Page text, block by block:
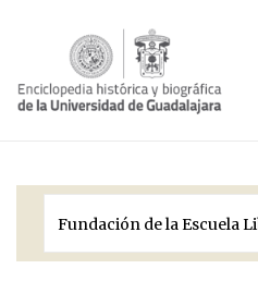
Períodos